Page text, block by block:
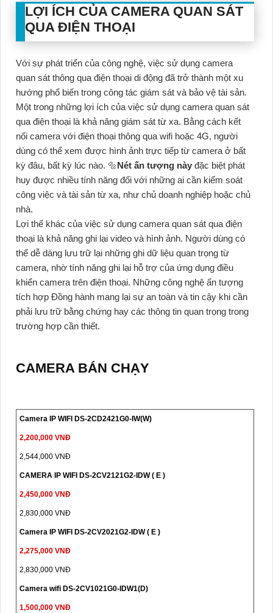
LỢI ÍCH CỦA CAMERA QUAN SÁT
QUA ĐIỆN THOẠI
Với sự phát triển của công nghệ, việc sử dụng camera
quan sát thông qua điện thoại di động đã trở thành một xu
hướng phổ biến trong công tác giám sát và bảo vệ tài sản.
Một trong những lợi ích của việc sử dụng camera quan sát
qua điện thoại là khả năng giám sát từ xa. Bằng cách kết
nối camera với điện thoại thông qua wifi hoặc 4G, người
dùng có thể xem được hình ảnh trực tiếp từ camera ở bất
kỳ đâu, bất kỳ lúc nào. 🔩Nét ấn tượng này đặc biệt phát
huy được nhiều tính năng đối với những ai cần kiểm soát
công việc và tài sản từ xa, như chủ doanh nghiệp hoặc chủ
nhà.
Lợi thế khác của việc sử dụng camera quan sát qua điện
thoại là khả năng ghi lại video và hình ảnh. Người dùng có
thể dễ dàng lưu trữ lại những ghi dữ liệu quan trọng từ
camera, nhờ tính năng ghi lại hỗ trợ của ứng dụng điều
khiển camera trên điện thoại. Những công nghệ ấn tượng
tích hợp Đồng hành mang lại sự an toàn và tin cậy khi cần
phải lưu trữ bằng chứng hay các thông tin quan trọng trong
trường hợp cần thiết.
CAMERA BÁN CHẠY
Camera IP WIFI DS-2CD2421G0-IW(W)
2,200,000 VNĐ
2,544,000 VNĐ
CAMERA IP WIFI DS-2CV2121G2-IDW ( E )
2,450,000 VNĐ
2,830,000 VNĐ
Camera IP WIFI DS-2CV2021G2-IDW ( E )
2,275,000 VNĐ
2,830,000 VNĐ
Camera wifi DS-2CV1021G0-IDW1(D)
1,500,000 VNĐ